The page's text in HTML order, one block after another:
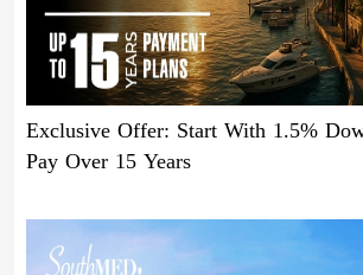
Exclusive Offer: Start With 1.5%
Pay Over 15 Years